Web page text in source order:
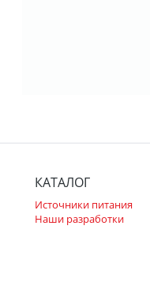
КАТАЛОГ
Источники питания
Наши разработки